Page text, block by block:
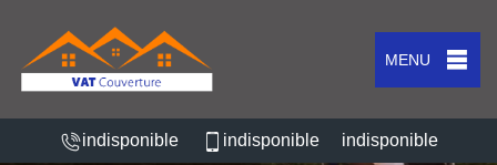
MENU
indisponible indisponible indisponible